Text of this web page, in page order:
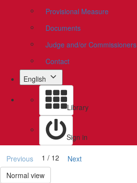
Provisional Measure
Documents
Judge and/or Commissioners
Contact
English
Library
Sign in
Previous 1 / 12
Next
Normal view